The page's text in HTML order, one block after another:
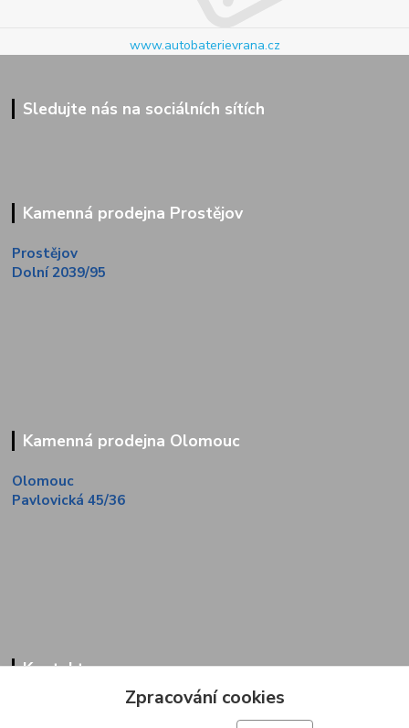
www.autobaterievrana.cz
Sledujte nás na sociálních sítích
Kamenná prodejna Prostějov
Prostějov
Dolní 2039/95
Kamenná prodejna Olomouc
Olomouc
Pavlovická 45/36
Kontakty
Zákaznická linka
Zpracování cookies